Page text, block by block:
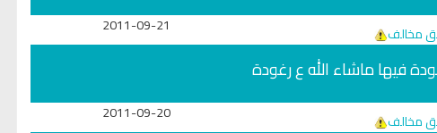
مخالف 2011-09-21
فيها ماشاء الله ع رغودة
مخالف 2011-09-20